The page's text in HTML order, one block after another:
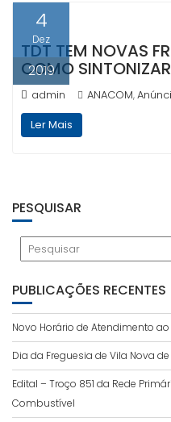
4
Dez
2019
TDT TEM NOVAS
COMO SINTONIZAR
admin ANACOM,
Ler Mais
PESQUISAR
PUBLICAÇÕES RECENTES
Novo Horário de Atendimento
Dia da Freguesia de Vila Nova
Edital – Troço 851 da Rede
Combustível